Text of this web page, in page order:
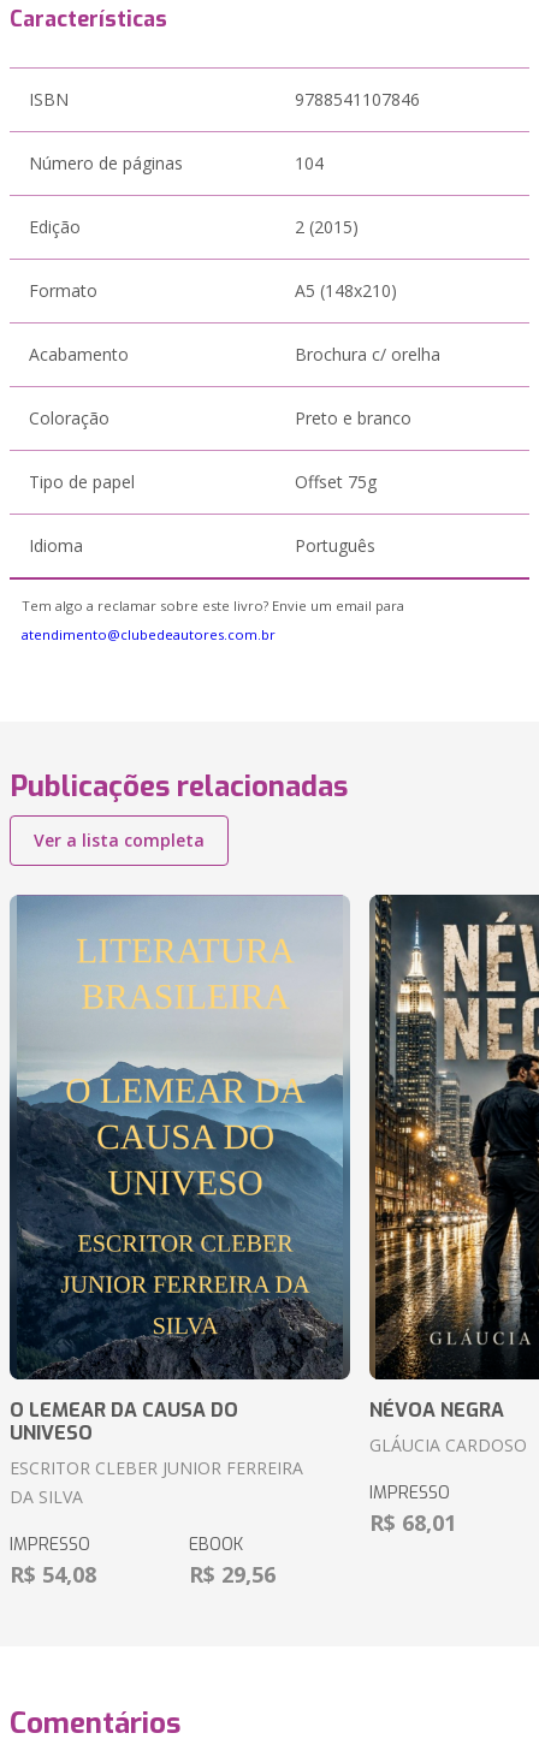
Características
ISBN 9788541107846
Número de páginas 104
Edição 2 (2015)
Formato A5 (148x210)
Acabamento Brochura c/ orelha
Coloração Preto e branco
Tipo de papel Offset 75g
Idioma Português
Tem algo a reclamar sobre este livro? Envie um email para
atendimento@clubedeautores.com.br
Publicações relacionadas
Ver a lista completa
O LEMEAR DA CAUSA DO
UNIVESO
ESCRITOR CLEBER JUNIOR FERREIRA
DA SILVA
IMPRESSO
R$ 54,08
EBOOK
R$ 29,56
NÉVOA NEGRA
GLÁUCIA CARDOSO
IMPRESSO
R$ 68,01
Comentários